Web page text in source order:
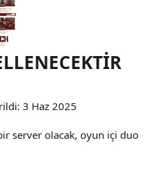
3 Haz 2025
server olacak, oyun içi duo